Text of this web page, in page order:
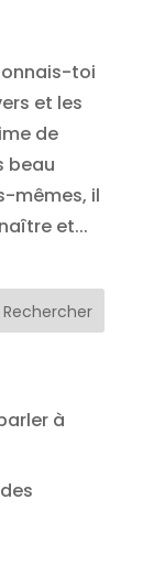
toi
et les
de
beau
mêmes, il
et...
Rechercher
à